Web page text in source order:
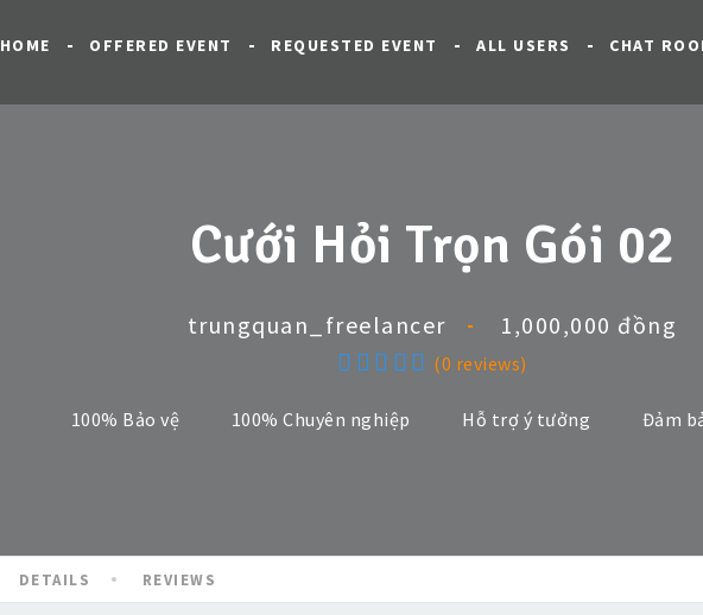
HOME OFFERED EVENT REQUESTED EVENT ALL USERS CHAT
Cưới Hỏi Trọn Gói 02
trungquan_freelancer 1,000,000 đồng
(0 reviews)
100% Bảo vệ 100% Chuyên nghiệp Hỗ trợ ý tưởng Đảm
DETAILS REVIEWS